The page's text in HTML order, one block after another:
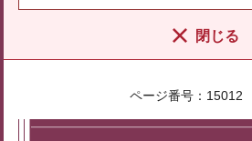
閉じる
ページ番号：15012